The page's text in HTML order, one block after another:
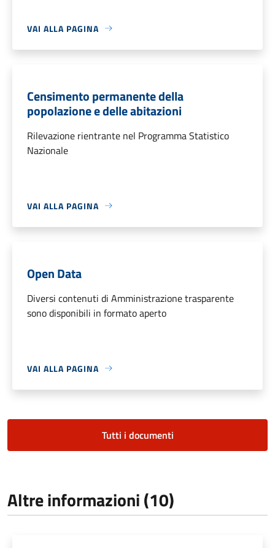
VAI ALLA PAGINA
Censimento permanente della
popolazione e delle abitazioni
Rilevazione rientrante nel Programma Statistico
Nazionale
VAI ALLA PAGINA
Open Data
Diversi contenuti di Amministrazione trasparente
sono disponibili in formato aperto
VAI ALLA PAGINA
Tutti i documenti
Altre informazioni (10)